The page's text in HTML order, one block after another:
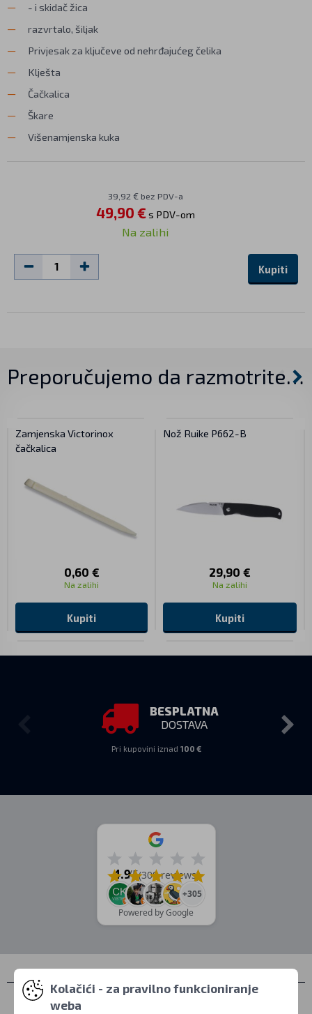
- i skidač žica
razvrtalo, šiljak
Privjesak za ključeve od nehrđajućeg čelika
Klješta
Čačkalica
Škare
Višenamjenska kuka
39,92 € bez PDV-a
49,90 €s PDV-om
Na zalihi
Kupiti
Preporučujemo da razmotrite…
Zamjenska Victorinox
čačkalica
0,60 €
Na zalihi
Kupiti
Nož Ruike P662-B
29,90 €
Na zalihi
Kupiti
BESPLATNA
DOSTAVA
Pri kupovini iznad 100 €
4.9/5(309 reviews)
+305
Powered by Google
Kontakti
Kolačići - za pravilno funkcioniranje
weba